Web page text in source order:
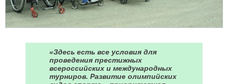
«Здесь есть все условия для
проведения престижных
всероссийских и международных
турниров. Развитие олимпийских